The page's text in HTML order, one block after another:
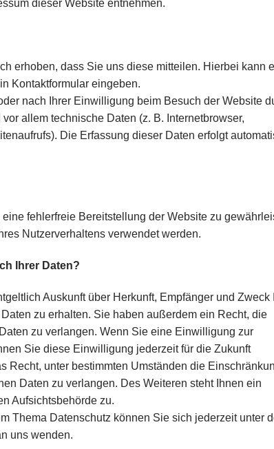
erhoben, dass Sie uns diese mitteilen. Hierbei kann
Kontaktformular eingeben.
nach Ihrer Einwilligung beim Besuch der Website
allem technische Daten (z. B. Internetbrowser,
Die Erfassung dieser Daten erfolgt
fehlerfreie Bereitstellung der Website zu
Nutzerverhaltens verwendet werden.
Ihrer Daten?
Auskunft über Herkunft, Empfänger und Zweck
zu erhalten. Sie haben außerdem ein Recht, die
zu verlangen. Wenn Sie eine Einwilligung zur
Sie diese Einwilligung jederzeit für die Zukunft
Recht, unter bestimmten Umständen die
Daten zu verlangen. Des Weiteren steht Ihnen ein
Aufsichtsbehörde zu.
Thema Datenschutz können Sie sich jederzeit unter
uns wenden.